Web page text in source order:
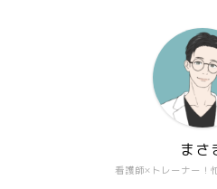
看護師×トレーナー！
まさ